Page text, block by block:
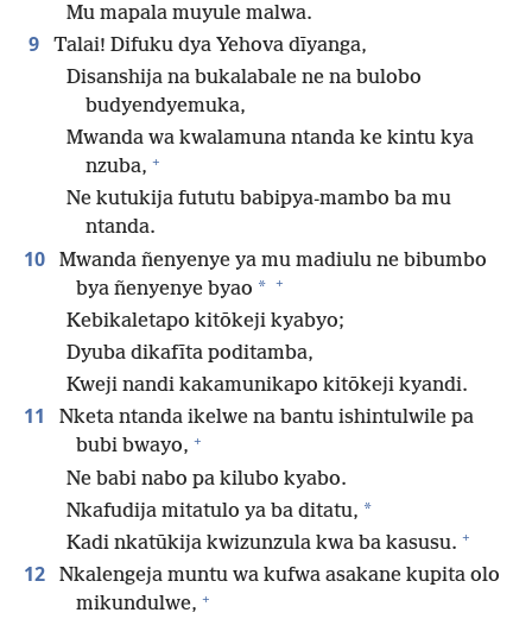
Mu mapala muyule malwa.
9
Talai! Difuku dya Yehova dīyanga,
Disanshija na bukalabale ne na bulobo
budyendyemuka,
Mwanda wa kwalamuna ntanda ke kintu kya
nzuba, +
Ne kutukija fututu babipya-mambo ba mu
ntanda.
10
Mwanda ñenyenye ya mu madiulu ne bibumbo
bya ñenyenye byao * +
Kebikaletapo kitōkeji kyabyo;
Dyuba dikafīta poditamba,
Kweji nandi kakamunikapo kitōkeji kyandi.
11
Nketa ntanda ikelwe na bantu ishintulwile pa
bubi bwayo, +
Ne babi nabo pa kilubo kyabo.
Nkafudija mitatulo ya ba ditatu, *
Kadi nkatūkija kwizunzula kwa ba kasusu. +
12
Nkalengeja muntu wa kufwa asakane kupita olo
mikundulwe, +